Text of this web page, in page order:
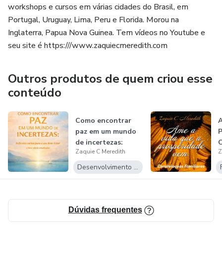
podem criar sua própria programação de meditação, de
acordo com sua disponibilidade e preferências.
5. Desenvolvimento pessoal: As meditações reunidas no
pessoal dos usuários. Elas abordam temas como campo
de energia humana, lei da atração, lei da prosperidade,
praticar essas meditações, os usuários têm a oportunidade
de explorar e trabalhar em diferentes aspectos de suas
vidas, promovendo o crescimento pessoal e o bem-estar.
workshops e cursos em várias cidades do Brasil, em
Portugal, Uruguay, Lima, Peru e Florida. Morou na
Inglaterra, Papua Nova Guinea. Tem vídeos no Youtube e
seu site é https:///www.zaquiecmeredith.com
Outros produtos de quem criou esse
conteúdo
Como encontrar
paz em um mundo
de incertezas:
Reflexões curt...
Zaquie C Meredith
Desenvolvimento Pessoal
Dúvidas frequentes